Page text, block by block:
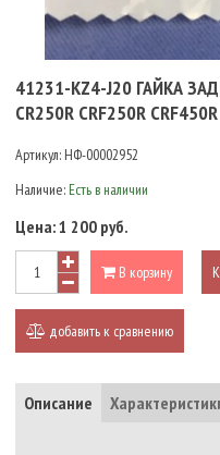
41231-KZ4-J20 ГАЙКА
CR250R CRF250R CRF450R
Артикул: НФ-00002952
Наличие: Есть в наличии
Цена:1 200 руб.
В корзину
добавить к сравнению
Описание